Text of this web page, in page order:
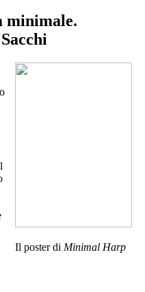
minimale.
Il poster di Minimal Harp